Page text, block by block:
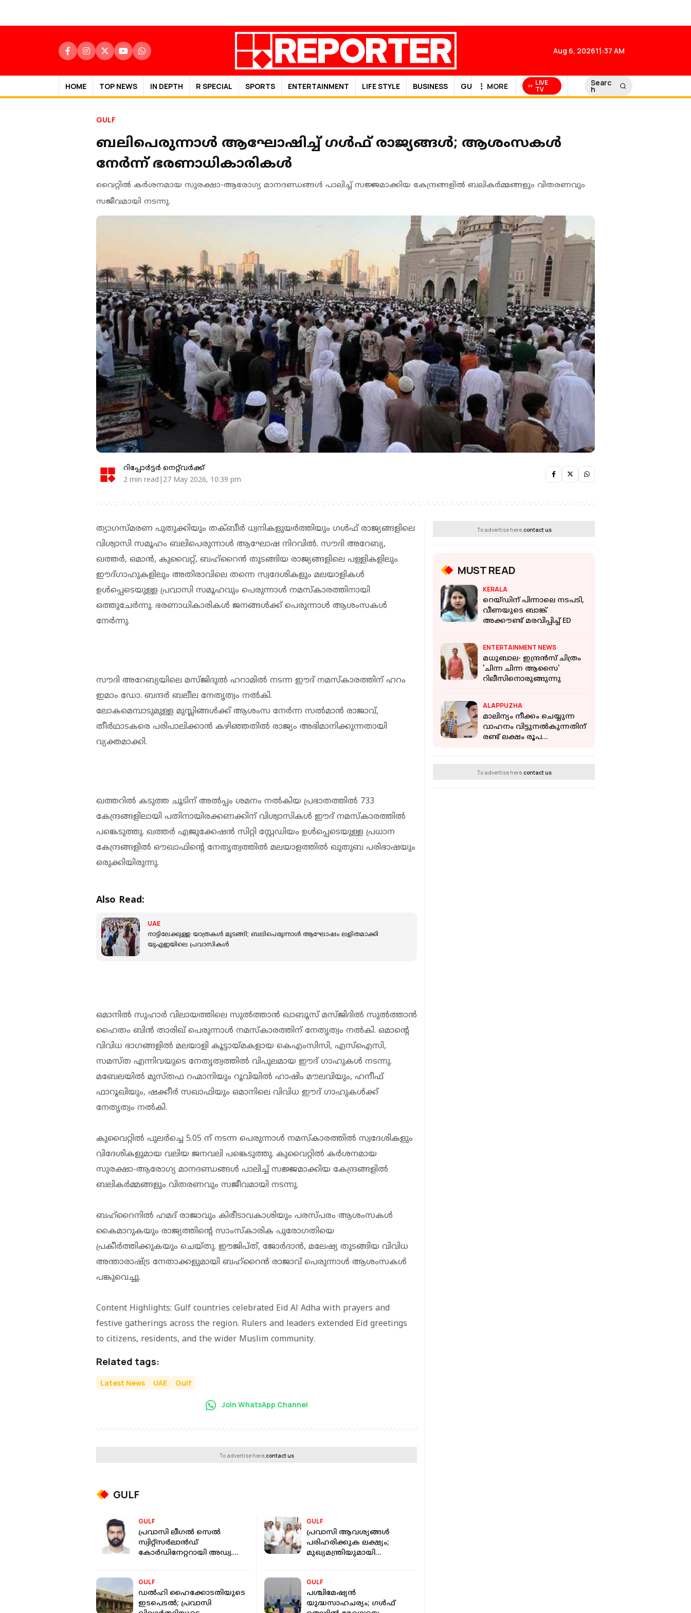
Aug 6, 202611:37 AM
HOME TOP NEWS IN DEPTH R SPECIAL SPORTS ENTERTAINMENT LIFE STYLE BUSINESS GULF NEWS
MORE LIVE
TV
Searc
h
GULF
ബലിപെരുന്നാൾ ആഘോഷിച്ച് ​ഗൾഫ് രാജ്യങ്ങൾ; ആശംസകൾ
നേർന്ന് ഭരണാധികാരികൾ
വൈറ്റിൽ കർശനമായ സുരക്ഷാ-ആരോഗ്യ മാനദണ്ഡങ്ങൾ പാലിച്ച് സജ്ജമാക്കിയ കേന്ദ്രങ്ങളിൽ ബലികർമ്മങ്ങളും വിതരണവും
സജീവമായി നടന്നു.
റിപ്പോർട്ടർ നെറ്റ്‌വര്‍ക്ക്‌
2 min read|27 May 2026, 10:39 pm
ത്യാഗസ്മരണ പുതുക്കിയും തക്ബീർ ധ്വനികളുയർത്തിയും ഗൾഫ് രാജ്യങ്ങളിലെ
വിശ്വാസി സമൂഹം ബലിപെരുന്നാൾ ആഘോഷ നിറവിൽ. സൗദി അറേബ്യ,
ഖത്തർ, ഒമാൻ, കുവൈറ്റ്, ബഹ്‌റൈൻ തുടങ്ങിയ രാജ്യങ്ങളിലെ പള്ളികളിലും
ഈദ്ഗാഹുകളിലും അതിരാവിലെ തന്നെ സ്വദേശികളും മലയാളികൾ
ഉൾപ്പെടെയുള്ള പ്രവാസി സമൂഹവും പെരുന്നാൾ നമസ്കാരത്തിനായി
ഒത്തുചേർന്നു. ഭരണാധികാരികൾ ജനങ്ങൾക്ക് പെരുന്നാൾ ആശംസകൾ
നേർന്നു.
സൗദി അറേബ്യയിലെ മസ്ജിദുൽ ഹറാമിൽ നടന്ന ഈദ് നമസ്കാരത്തിന് ഹറം
ഇമാം ഡോ. ബന്ദർ ബലീല നേതൃത്വം നൽകി.
ലോകമെമ്പാടുമുള്ള മുസ്ലിങ്ങൾക്ക് ആശംസ നേർന്ന സൽമാൻ രാജാവ്,
തീർഥാടകരെ പരിപാലിക്കാൻ കഴിഞ്ഞതിൽ രാജ്യം അഭിമാനിക്കുന്നതായി
വ്യക്തമാക്കി.
ഖത്തറിൽ കടുത്ത ചൂടിന് അൽപ്പം ശമനം നൽകിയ പ്രഭാതത്തിൽ 733
കേന്ദ്രങ്ങളിലായി പതിനായിരക്കണക്കിന് വിശ്വാസികൾ ഈദ് നമസ്കാരത്തിൽ
പങ്കെടുത്തു. ഖത്തർ എജുക്കേഷൻ സിറ്റി സ്റ്റേഡിയം ഉൾപ്പെടെയുള്ള പ്രധാന
കേന്ദ്രങ്ങളിൽ ഔഖാഫിന്റെ നേതൃത്വത്തിൽ മലയാളത്തിൽ ഖുതുബ പരിഭാഷയും
ഒരുക്കിയിരുന്നു.
Also Read:
UAE
നാട്ടിലേക്കുള്ള യാത്രകൾ മുടങ്ങി; ബലിപെരുന്നാൾ ആഘോഷം ലളിതമാക്കി
യുഎഇയിലെ പ്രവാസികൾ
ഒമാനിൽ സുഹാർ വിലായത്തിലെ സുൽത്താൻ ഖാബൂസ് മസ്ജിദിൽ സുൽത്താൻ
ഹൈതം ബിൻ താരിഖ് പെരുന്നാൾ നമസ്കാരത്തിന് നേതൃത്വം നൽകി. ഒമാന്റെ
വിവിധ ഭാഗങ്ങളിൽ മലയാളി കൂട്ടായ്മകളായ കെഎംസിസി, എസ്‌ഐസി,
സമസ്ത എന്നിവയുടെ നേതൃത്വത്തിൽ വിപുലമായ ഈദ് ഗാഹുകൾ നടന്നു.
മബേലയിൽ മുസ്തഫ റഹ്മാനിയും റൂവിയിൽ ഹാഷിം മൗലവിയും, ഹനീഫ്
ഫാറൂഖിയും, ഷക്കീർ സഖാഫിയും ഒമാനിലെ വിവിധ ഈദ് ഗാഹുകൾക്ക്
നേതൃത്വം നൽകി.
കുവൈറ്റിൽ പുലർച്ചെ 5.05 ന് നടന്ന പെരുന്നാൾ നമസ്കാരത്തിൽ സ്വദേശികളും
വിദേശികളുമായ വലിയ ജനവലി പങ്കെടുത്തു. കുവൈറ്റിൽ കർശനമായ
സുരക്ഷാ-ആരോഗ്യ മാനദണ്ഡങ്ങൾ പാലിച്ച് സജ്ജമാക്കിയ കേന്ദ്രങ്ങളിൽ
ബലികർമ്മങ്ങളും വിതരണവും സജീവമായി നടന്നു.
ബഹ്‌റൈനിൽ ഹമദ് രാജാവും കിരീടാവകാശിയും പരസ്പരം ആശംസകൾ
കൈമാറുകയും രാജ്യത്തിന്റെ സാംസ്കാരിക പുരോഗതിയെ
പ്രകീർത്തിക്കുകയും ചെയ്തു. ഈജിപ്ത്, ജോർദാൻ, മലേഷ്യ തുടങ്ങിയ വിവിധ
അന്താരാഷ്ട്ര നേതാക്കളുമായി ബഹ്‌റൈൻ രാജാവ് പെരുന്നാൾ ആശംസകൾ
പങ്കുവെച്ചു.
Content Highlights: Gulf countries celebrated Eid Al Adha with prayers and
festive gatherings across the region. Rulers and leaders extended Eid greetings
to citizens, residents, and the wider Muslim community.
Related tags:
Latest News UAE Gulf
Join WhatsApp Channel
To advertise here,contact us
GULF
GULF
പ്രവാസി ലീഗൽ സെൽ
സ്വിറ്റ്സർലാൻഡ്
കോർഡിനേറ്ററായി അഡ്വ.
GULF
പ്രവാസി ആവശ്യങ്ങൾ
പരിഹരിക്കുക ലക്ഷ്യം;
മുഖ്യമന്ത്രിയുമായി
GULF
ഡൽഹി ഹൈക്കോടതിയുടെ
ഇടപെടൽ; പ്രവാസി
GULF
പശ്ചിമേഷ്യൻ
യുദ്ധസാഹചര്യം; ഗള്‍ഫ്
To advertise here, contact us
MUST READ
KERALA
റെയ്ഡിന് പിന്നാലെ നടപടി,
വീണയുടെ ബാങ്ക്
അക്കൗണ്ട് മരവിപ്പിച്ച് ED
ENTERTAINMENT NEWS
മധുബാല- ഇന്ദ്രന്‍സ് ചിത്രം
'ചിന്ന ചിന്ന ആസൈ'
റിലീസിനൊരുങ്ങുന്നു
ALAPPUZHA
മാലിന്യം നീക്കം ചെയ്യുന്ന
വാഹനം വിട്ടുനല്‍കുന്നതിന്
രണ്ട് ലക്ഷം രൂപ
To advertise here, contact us